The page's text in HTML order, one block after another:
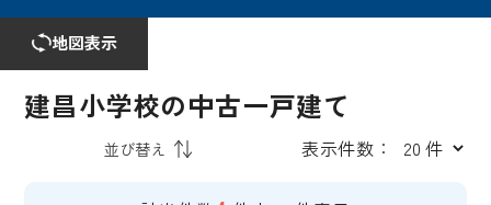
地図表示
建昌小学校の中古一戸建て
表示件数：